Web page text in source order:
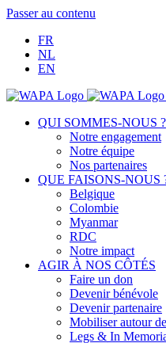
Passer au contenu
FR
NL
EN
QUI SOMMES-NOUS ?
Notre engagement
Notre équipe
Nos partenaires
QUE FAISONS-NOUS
Belgique
Colombie
Myanmar
RDC
Notre impact
AGIR À NOS CÔTÉS
Faire un don
Devenir bénévole
Devenir partenaire
Mobiliser autour
Legs & In